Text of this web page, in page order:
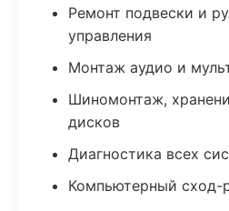
Ремонт подвески и
управления
Монтаж аудио и
Шиномонтаж,
дисков
Диагностика всех
Компьютерный сход-